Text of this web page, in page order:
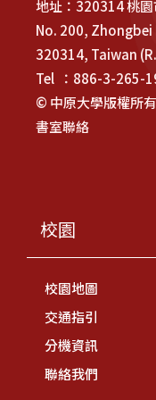
地址：320314 桃
No. 200,
320314, Taiwan
Tel ：886-3-265-
© 中原大學版權所
書室聯絡
校園
校園地圖
交通指引
分機資訊
聯絡我們